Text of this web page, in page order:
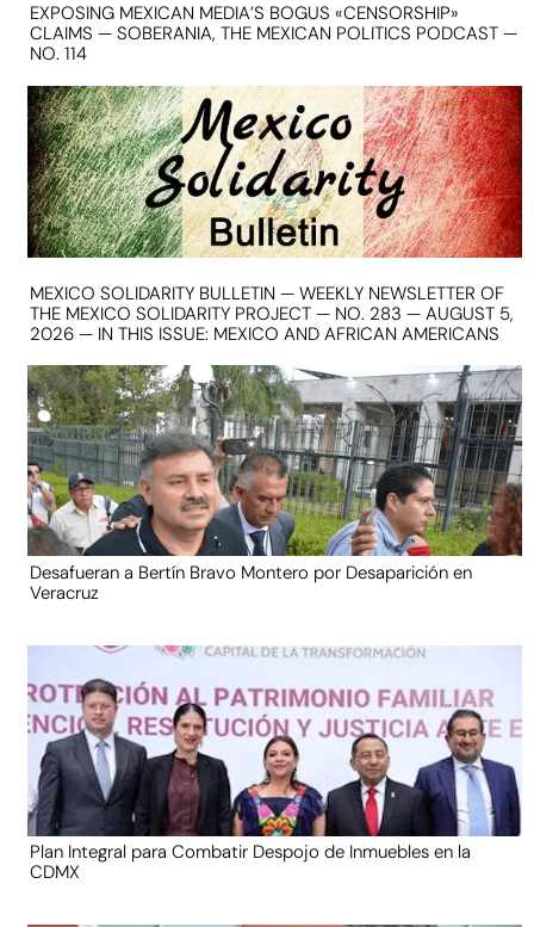
EXPOSING MEXICAN MEDIA’S BOGUS «CENSORSHIP»
CLAIMS — SOBERANIA, THE MEXICAN POLITICS PODCAST —
NO. 114
MEXICO SOLIDARITY BULLETIN — WEEKLY NEWSLETTER OF
THE MEXICO SOLIDARITY PROJECT — NO. 283 — AUGUST 5,
2026 — IN THIS ISSUE: MEXICO AND AFRICAN AMERICANS
Desafueran a Bertín Bravo Montero por Desaparición en
Veracruz
Plan Integral para Combatir Despojo de Inmuebles en la
CDMX